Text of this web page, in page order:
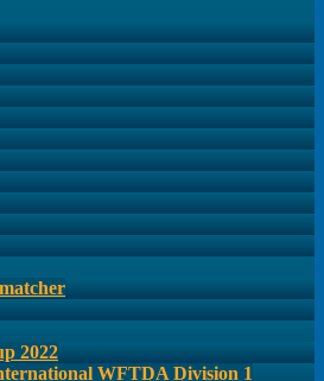
2022
WFTDA Division 1